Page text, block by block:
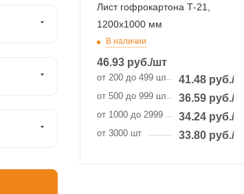
Лист гофрокартона Т-21,
1200х1000 мм
В наличии
46.93 руб./шт
от 200 до 499 шт 41.48руб./шт
от 500 до 999 шт 36.59руб./шт
от 1000 до 2999 шт 34.24руб./шт
от 3000 шт 33.80руб./шт